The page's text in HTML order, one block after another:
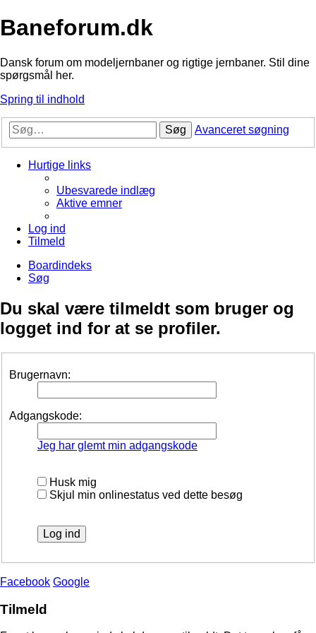
Baneforum.dk
Dansk forum om modeljernbaner og rigtige jernbaner. Stil dine
spørgsmål her.
Spring til indhold
Søg Avanceret søgning
Hurtige links
Ubesvarede indlæg
Aktive emner
Log ind
Tilmeld
Boardindeks
Søg
Du skal være tilmeldt som bruger og
logget ind for at se profiler.
Brugernavn:
Adgangskode:
Jeg har glemt min adgangskode
Husk mig
Skjul min onlinestatus ved dette besøg
Facebook Google
Tilmeld